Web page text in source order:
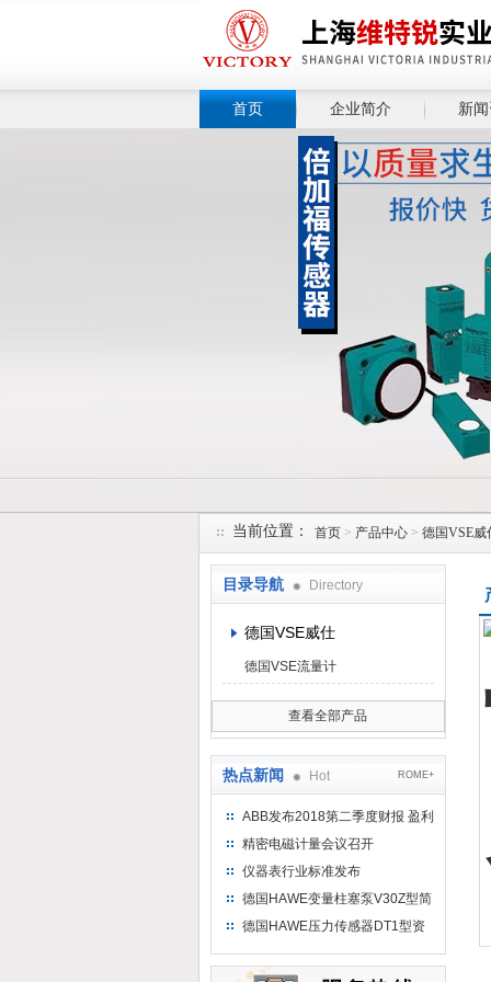
首页 企业简介 新
当前位置： 首页 > 产品中心 > 德国VSE威
目录导航 Directory
德国VSE威仕
德国VSE流量计
查看全部产品
热点新闻 Hot ROME+
ABB发布2018第二季度财报 盈利
持续增长
精密电磁计量会议召开
仪器表行业标准发布
德国HAWE变量柱塞泵V30Z型简
介
德国HAWE压力传感器DT1型资